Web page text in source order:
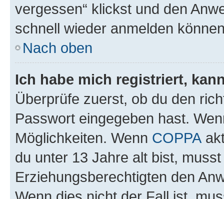
vergessen“ klickst und den
schnell wieder anmelden
Nach oben
Ich habe mich registriert,
Überprüfe zuerst, ob du den
Passwort eingegeben hast.
Möglichkeiten. Wenn COPPA
du unter 13 Jahre alt bist,
Erziehungsberechtigten den